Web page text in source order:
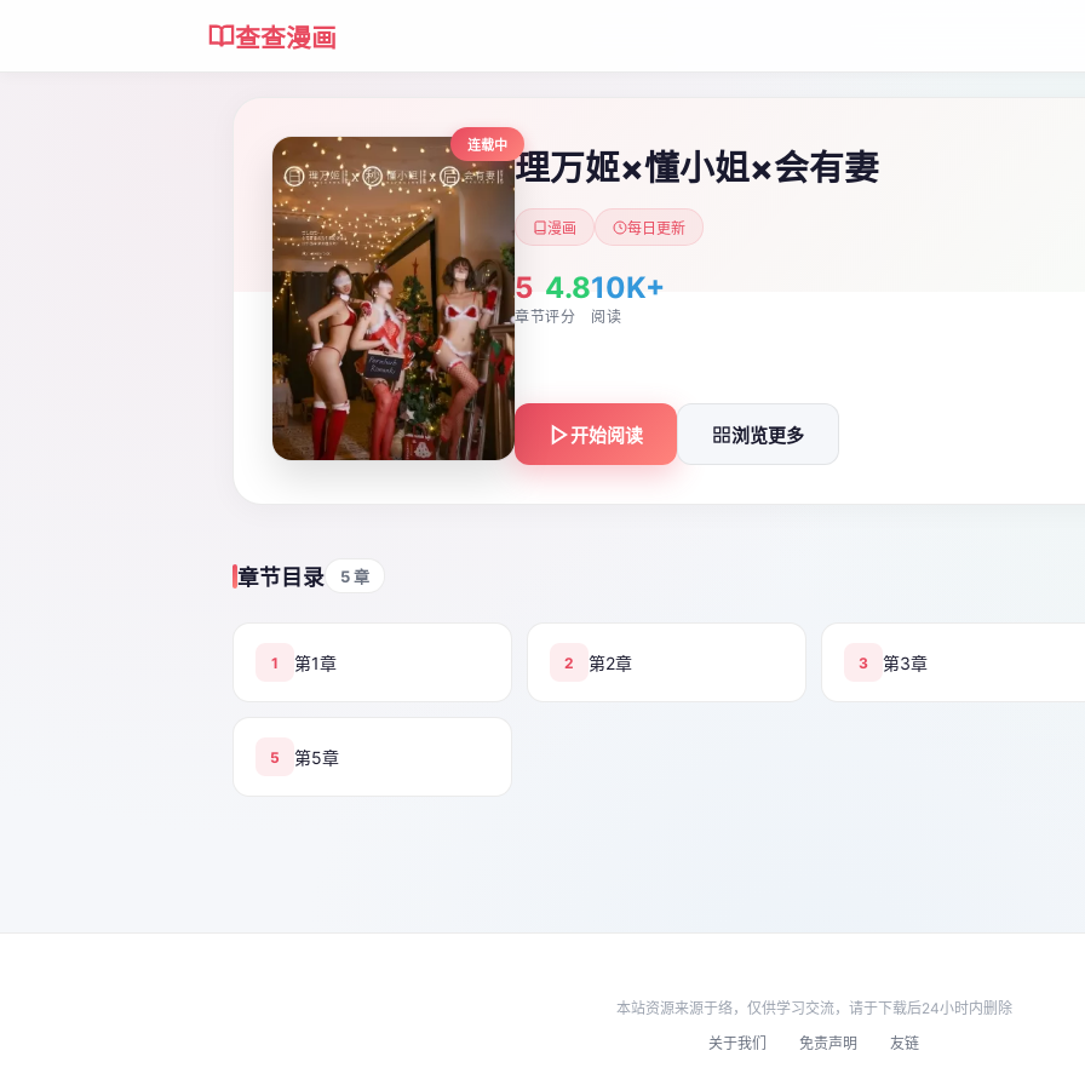
查查漫画
连载中
理万姬×懂小姐×会有妻
漫画 每日更新
5
章节
4.8
评分
10K+
阅读
开始阅读 浏览更多
章节目录 5 章
1 第1章 2 第2章 3 第3章
5 第5章
本站资源来源于络，仅供学习交流，请于下载后24小时内删除
关于我们
免责声明 友链